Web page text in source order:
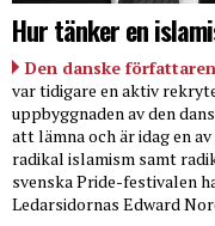
Hur tänker en
Den danske författaren
var tidigare en aktiv
uppbyggnaden av den
att lämna och är idag en
radikal islamism samt
svenska Pride-festivalen
Ledarsidornas Edward